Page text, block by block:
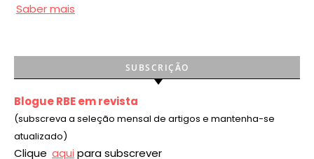
Saber mais
SUBSCRIÇÃO
Blogue RBE em revista
(subscreva a seleção mensal de artigos e mantenha-se
atualizado)
Clique aqui para subscrever